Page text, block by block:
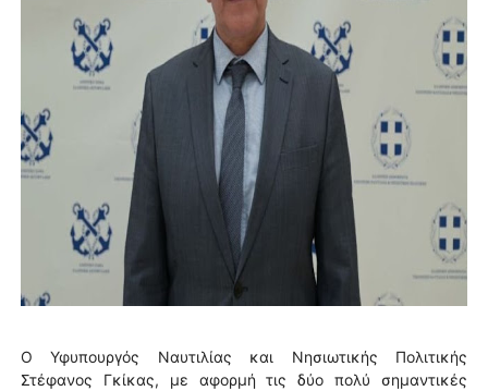
Ο Υφυπουργός Ναυτιλίας και Νησιωτικής Πολιτικής
Στέφανος Γκίκας, με αφορμή τις δύο πολύ σημαντικές